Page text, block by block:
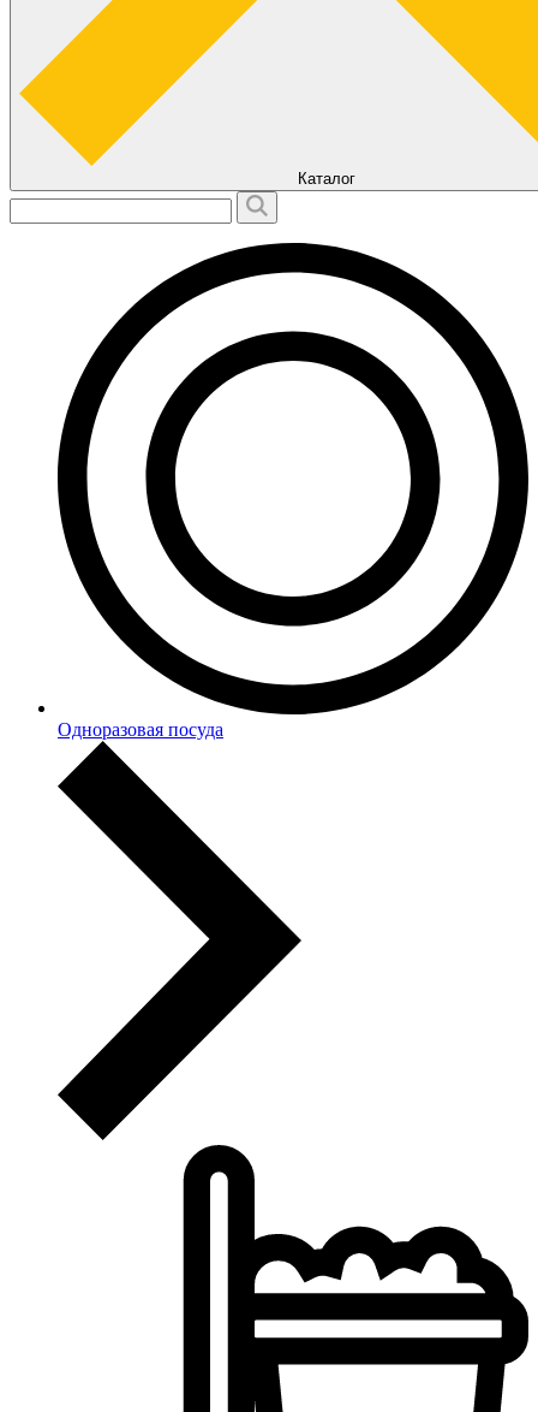
Каталог
Одноразовая посуда